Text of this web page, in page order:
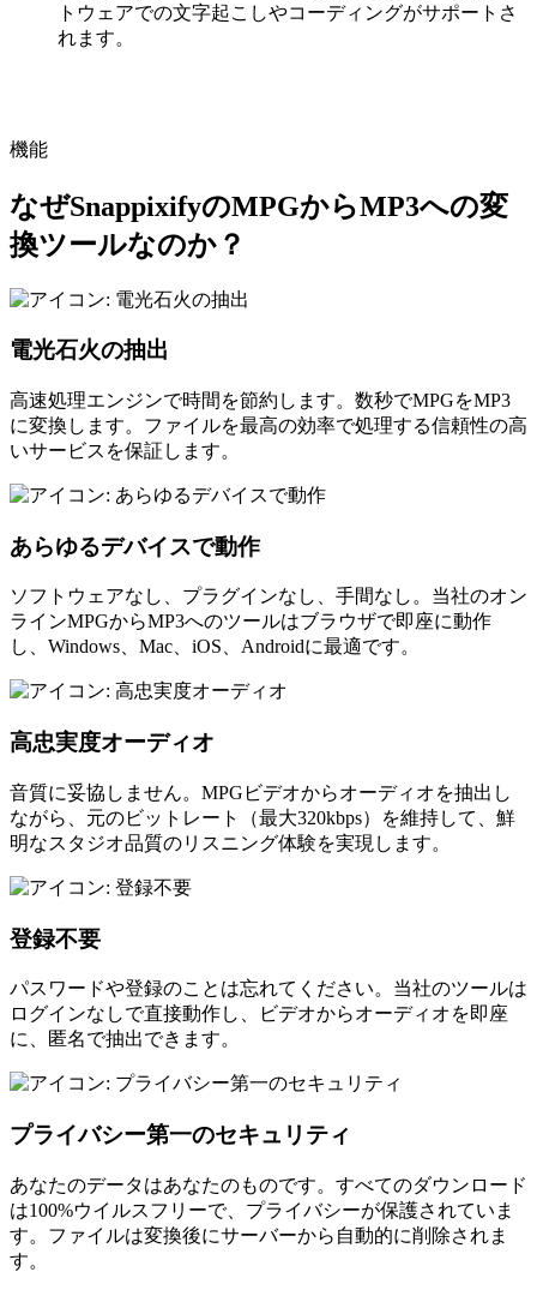
トウェアでの文字起こしやコーディングがサポートさ
れます。
機能
なぜSnappixifyのMPGからMP3への変
換ツールなのか？
電光石火の抽出
高速処理エンジンで時間を節約します。数秒でMPGをMP3
に変換します。ファイルを最高の効率で処理する信頼性の高
いサービスを保証します。
あらゆるデバイスで動作
ソフトウェアなし、プラグインなし、手間なし。当社のオン
ラインMPGからMP3へのツールはブラウザで即座に動作
し、Windows、Mac、iOS、Androidに最適です。
高忠実度オーディオ
音質に妥協しません。MPGビデオからオーディオを抽出し
ながら、元のビットレート（最大320kbps）を維持して、鮮
明なスタジオ品質のリスニング体験を実現します。
登録不要
パスワードや登録のことは忘れてください。当社のツールは
ログインなしで直接動作し、ビデオからオーディオを即座
に、匿名で抽出できます。
プライバシー第一のセキュリティ
あなたのデータはあなたのものです。すべてのダウンロード
は100%ウイルスフリーで、プライバシーが保護されていま
す。ファイルは変換後にサーバーから自動的に削除されま
す。